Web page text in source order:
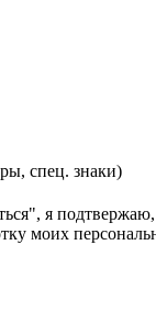
спец. знаки)
я
моих